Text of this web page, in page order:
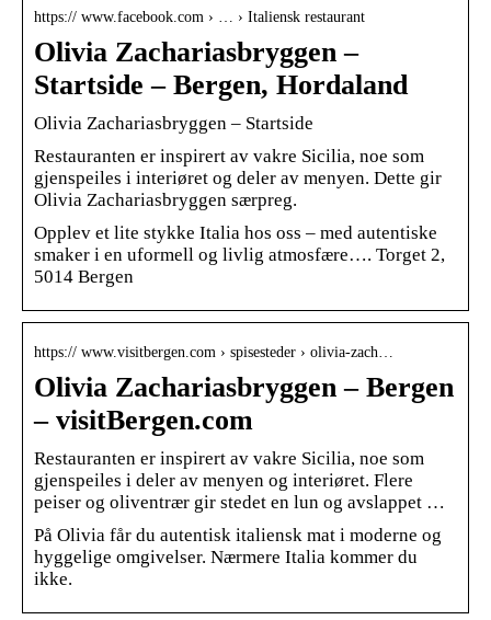
https:// www.facebook.com › … › Italiensk restaurant
Olivia Zachariasbryggen –
Startside – Bergen, Hordaland
Olivia Zachariasbryggen – Startside
Restauranten er inspirert av vakre Sicilia, noe som
gjenspeiles i interiøret og deler av menyen. Dette gir
Olivia Zachariasbryggen særpreg.
Opplev et lite stykke Italia hos oss – med autentiske
smaker i en uformell og livlig atmosfære…. Torget 2,
5014 Bergen
https:// www.visitbergen.com › spisesteder › olivia-zach…
Olivia Zachariasbryggen – Bergen
– visitBergen.com
Restauranten er inspirert av vakre Sicilia, noe som
gjenspeiles i deler av menyen og interiøret. Flere
peiser og oliventrær gir stedet en lun og avslappet …
På Olivia får du autentisk italiensk mat i moderne og
hyggelige omgivelser. Nærmere Italia kommer du
ikke.